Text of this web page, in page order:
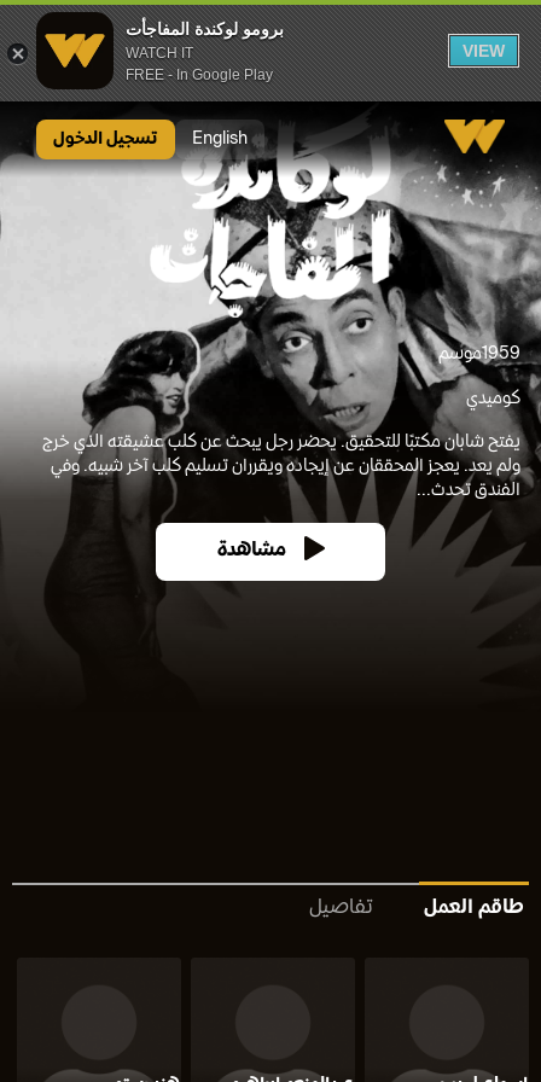
برومو لوكندة المفاجأت
WATCH IT
FREE - In Google Play
VIEW
English تسجيل الدخول
1959موسم
كوميدي
يفتح شابان مكتبًا للتحقيق. يحضر رجل يبحث عن كلب عشيقته الذي خرج
ولم يعد. يعجز المحققان عن إيجاده ويقرران تسليم كلب آخر شبيه. وفي
الفندق تحدث...
مشاهدة
طاقم العمل تفاصيل